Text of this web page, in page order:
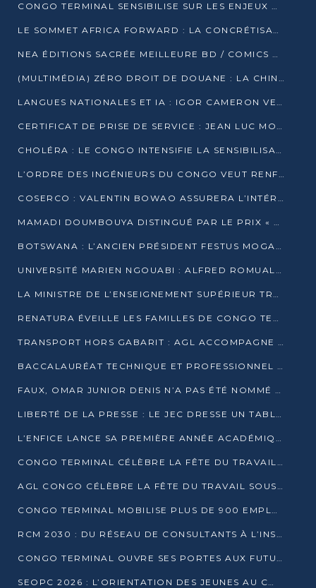
CONGO TERMINAL SENSIBILISE SUR LES ENJEUX DE LA SANTÉ MENTALE EN
LE SOMMET AFRICA FORWARD : LA CONCRÉTISATION DE PARTENARIATS ÉQUILIBRÉS ET TOURNÉS VERS L’AVENIR ENTRE LE CONTINENT AFRICAIN ET LA FRANCE
NEA ÉDITIONS SACRÉE MEILLEURE BD / COMICS D’AFRIQUE AU KENYA
(MULTIMÉDIA) ZÉRO DROIT DE DOUANE : LA CHINE ET L’AFRIQUE VERS UNE PROXIMITÉ SANS PRÉCÉDENT (PAPIER GÉNÉRAL)
LANGUES NATIONALES ET IA : IGOR CAMERON VEUT ARRIMER LA STRATÉGIE IA À LA LOI SUR LA RECHERCHE
CERTIFICAT DE PRISE DE SERVICE : JEAN LUC MOUTHOU DÉMENT UNE « FAKE NEWS »
CHOLÉRA : LE CONGO INTENSIFIE LA SENSIBILISATION AU MARCHÉ DE TALANGAÏ
L’ORDRE DES INGÉNIEURS DU CONGO VEUT RENFORCER L’ÉTHIQUE ET LA CRÉDIBILITÉ DE LA PROFESSION
COSERCO : VALENTIN BOWAO ASSURERA L’INTÉRIM À LA TÊTE DU BUREAU EXÉCUTIF NATIONAL
MAMADI DOUMBOUYA DISTINGUÉ PAR LE PRIX « SUPER GRAND BÂTISSEUR BABACAR N’DIAYE »
BOTSWANA : L’ANCIEN PRÉSIDENT FESTUS MOGAE EST MORT À 86 ANS
UNIVERSITÉ MARIEN NGOUABI : ALFRED ROMUALD NGUYA POATY SOUTIENT UNE THÈSE SUR LE PARADOXE DE LA CROISSANCE EN ZONE CEMAC
LA MINISTRE DE L’ENSEIGNEMENT SUPÉRIEUR TRACE SA FEUILLE DE ROUTE
RENATURA ÉVEILLE LES FAMILLES DE CONGO TERMINAL À LA PROTECTION DE L’ENVIRONNEMENT
TRANSPORT HORS GABARIT : AGL ACCOMPAGNE LE DÉVELOPPEMENT DU SECTEUR BRASSICOLE AU CONGO
BACCALAURÉAT TECHNIQUE ET PROFESSIONNEL : 16 352 CANDIDATS LANCÉS DANS LES ÉPREUVES D’EPS
FAUX, OMAR JUNIOR DENIS N’A PAS ÉTÉ NOMMÉ AIDE DE CAMP ADJOINT DE DENIS SASSOU NGUESSO
LIBERTÉ DE LA PRESSE : LE JEC DRESSE UN TABLEAU PRÉOCCUPANT AU CONGO
L’ENFICE LANCE SA PREMIÈRE ANNÉE ACADÉMIQUE AVEC 100 FUTURS ENSEIGNANTS
CONGO TERMINAL CÉLÈBRE LA FÊTE DU TRAVAIL AVEC SES COLLABORATEURS À POINTE-NOIRE
AGL CONGO CÉLÈBRE LA FÊTE DU TRAVAIL SOUS LE SIGNE DE LA COHÉSION
CONGO TERMINAL MOBILISE PLUS DE 900 EMPLOYÉS AUTOUR DE LA SÉCURITÉ AU TRAVAIL
RCM 2030 : DU RÉSEAU DE CONSULTANTS À L’INSTRUMENT DE PUISSANCE EN AFRIQUE FRANCOPHONE
CONGO TERMINAL OUVRE SES PORTES AUX FUTURS INGÉNIEURS AU FORUM DES MÉTIERS D’UCAC-ICAM
SEOPC 2026 : L’ORIENTATION DES JEUNES AU CŒUR DE LA DEUXIÈME ÉDITION